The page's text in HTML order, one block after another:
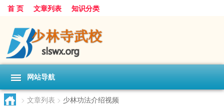
首 页 文章列表 知识分类
网站导航
> 文章列表 > 少林功法介绍视频